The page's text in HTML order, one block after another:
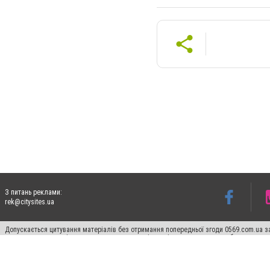
З питань реклами:
rek@citysites.ua
Допускається цитування матеріалів без отримання попередньої згоди
пошукових систем гіперпосилання на цитовані статті не нижче другого абзацу в